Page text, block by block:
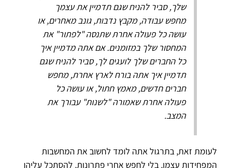
שלך, סביר להניח שגם תדמיין את עצמך
מחפש עבודה, מקבץ נדבות, גונב מאחרים, או
עושה כל פעולה אחרת שתנסה "לפתור" את
המחסור שלך במזומנים. אם אתה מדמיין איך
כל החברים שלך לועגים לך, סביר להניח שגם
תדמיין איך אתה בורח לארץ אחרת, מחפש
חברים חדשים, מאמץ חתול, או עושה כל
פעולה אחרת שאמורה "לשנות" עבורך את
המצב.
לעומת זאת, בתרגול אתה לומד לחשוב את המחשבות
המפחידות עצמן, בלי לחפש אחרי פתרונות. להסתכל עליהן